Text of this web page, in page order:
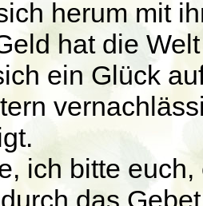
herum mit
hat die
ein Glück
ich bitte
das